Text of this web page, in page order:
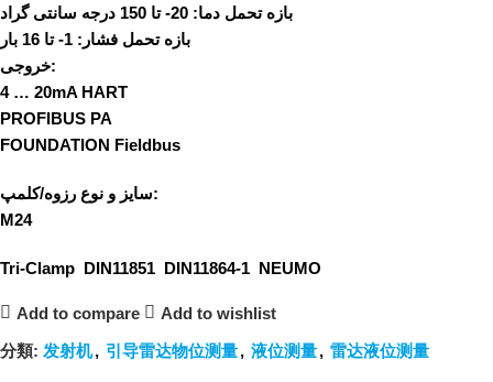
بازه تحمل دما: 20- تا 150 درجه سانتی گراد
بازه تحمل فشار: 1- تا 16 بار
خروجی:
4 … 20mA HART
PROFIBUS PA
FOUNDATION Fieldbus
سایز و نوع رزوه/کلمپ:
M24
Tri-Clamp DIN11851 DIN11864-1 NEUMO
Add to compare Add to wishlist
分類: 发射机, 引导雷达物位测量, 液位测量, 雷达液位测量